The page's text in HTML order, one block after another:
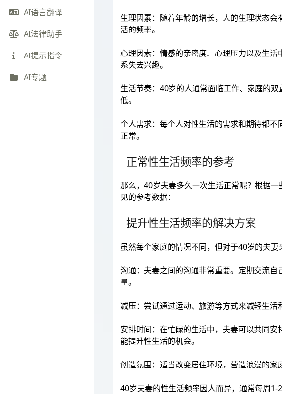
AI语言翻译
AI法律助手
AI提示指令
AI专题
生理因素：随着年龄的增长，人的生理状态
活的频率。
心理因素：情感的亲密度、心理压力以及生
系失去兴趣。
生活节奏：40岁的人通常面临工作、家庭的
低。
个人需求：每个人对性生活的需求和期待都
正常。
正常性生活频率的参考
那么，40岁夫妻多久一次生活正常呢？根据
见的参考数据：
提升性生活频率的解决方案
虽然每个家庭的情况不同，但对于40岁的夫
沟通：夫妻之间的沟通非常重要。定期交流
量。
减压：尝试通过运动、旅游等方式来减轻生活
安排时间：在忙碌的生活中，夫妻可以共同
能提升性生活的机会。
创造氛围：适当改变居住环境，营造浪漫的家
40岁夫妻的性生活频率因人而异，通常每周